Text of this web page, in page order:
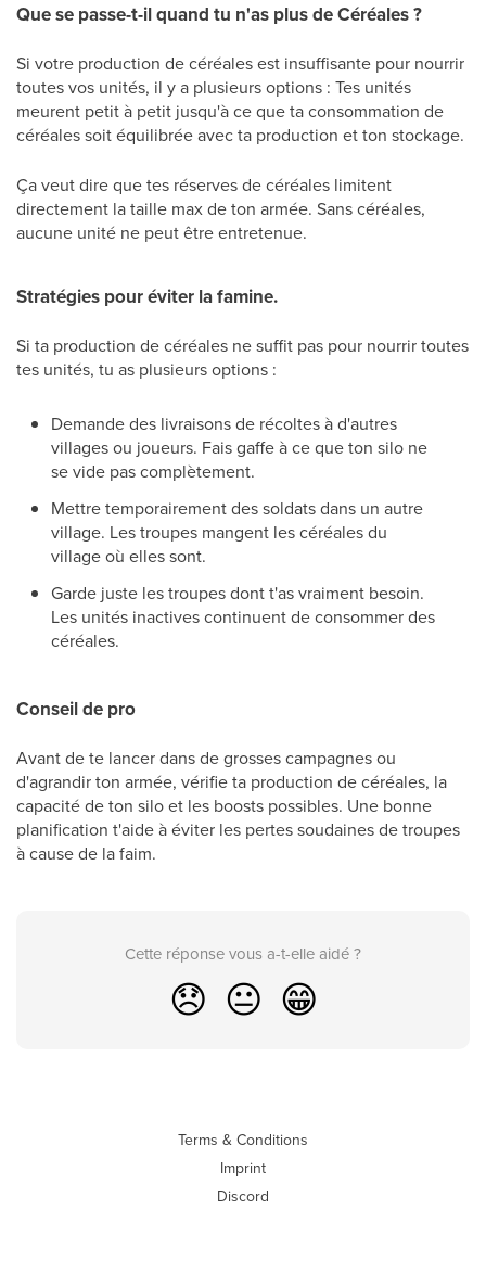
Que se passe-t-il quand tu n'as plus de Céréales ?
Si votre production de céréales est insuffisante pour nourrir
toutes vos unités, il y a plusieurs options : Tes unités
meurent petit à petit jusqu'à ce que ta consommation de
céréales soit équilibrée avec ta production et ton stockage.
Ça veut dire que tes réserves de céréales limitent
directement la taille max de ton armée. Sans céréales,
aucune unité ne peut être entretenue.
Stratégies pour éviter la famine.
Si ta production de céréales ne suffit pas pour nourrir toutes
tes unités, tu as plusieurs options :
Demande des livraisons de récoltes à d'autres
villages ou joueurs. Fais gaffe à ce que ton silo ne
se vide pas complètement.
Mettre temporairement des soldats dans un autre
village. Les troupes mangent les céréales du
village où elles sont.
Garde juste les troupes dont t'as vraiment besoin.
Les unités inactives continuent de consommer des
céréales.
Conseil de pro
Avant de te lancer dans de grosses campagnes ou
d'agrandir ton armée, vérifie ta production de céréales, la
capacité de ton silo et les boosts possibles. Une bonne
planification t'aide à éviter les pertes soudaines de troupes
à cause de la faim.
Cette réponse vous a-t-elle aidé ?
😞 😐 😁
Terms & Conditions
Imprint
Discord